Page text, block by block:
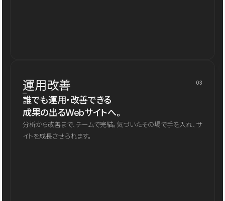
運用改善 03
誰でも運用・改善できる
成果の出るWebサイトへ。
分析から改善まで、チームで完結。気づいたその場で手を入れ、サ
イトを成長させられます。